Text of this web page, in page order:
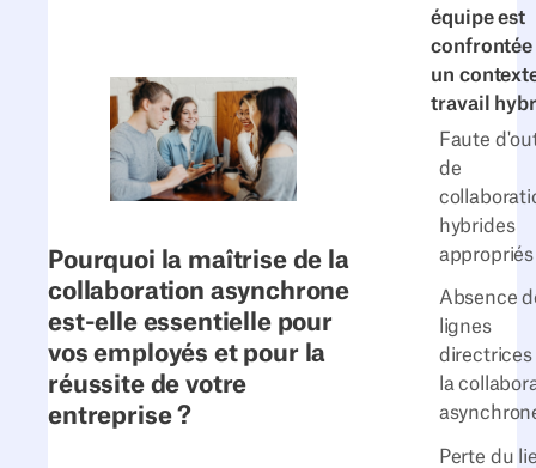
équipe est
confrontée
un
travail
Faute
de
hybrides
appropriés
Absence
lignes
directrices
la
Perte du
Pourquoi la maîtrise de la
collaboration asynchrone
est-elle essentielle pour
vos employés et pour la
réussite de votre
entreprise ?